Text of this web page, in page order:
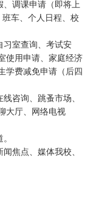
、调课申请（即将上
车、个人日程、校
习室查询、考试安
使用申请、家庭经济
学费减免申请（后四
咨询、跳蚤市场、
大厅、网络电视
。
焦点、媒体我校、